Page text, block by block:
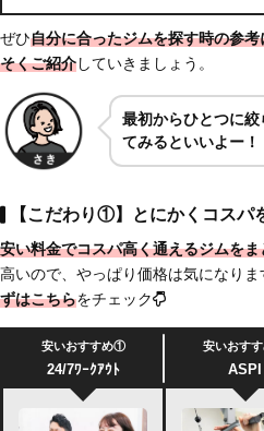
ぜひ自分に合ったジムを探す時の参考
そくご紹介していきましょう。
最初からひとつに
てみるといいよー！
【こだわり①】とにかくコスパ
安い料金でコスパ高く通えるジムをま
高いので、やっぱり価格は気になりま
ずはこちらをチェック
安いおすすめ①
24/7ﾜｰｸｱｳﾄ
安いおす
ASPI